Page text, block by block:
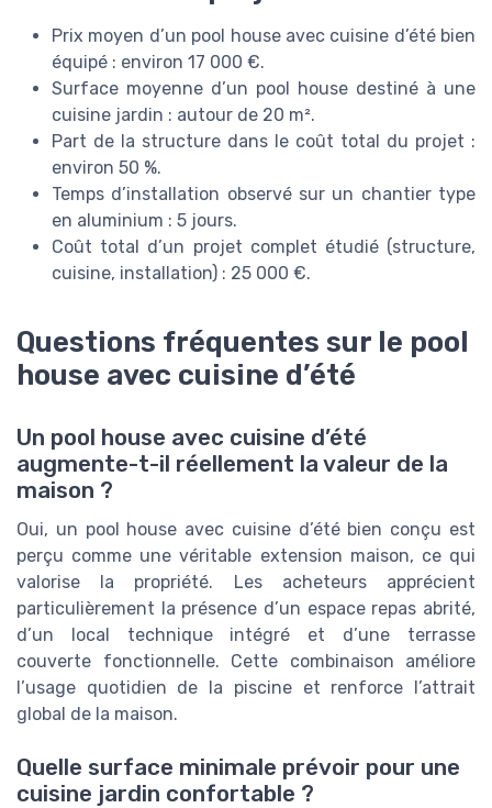
Prix moyen d’un pool house avec cuisine d’été bien
équipé : environ 17 000 €.
Surface moyenne d’un pool house destiné à une
cuisine jardin : autour de 20 m².
Part de la structure dans le coût total du projet :
environ 50 %.
Temps d’installation observé sur un chantier type
en aluminium : 5 jours.
Coût total d’un projet complet étudié (structure,
cuisine, installation) : 25 000 €.
Questions fréquentes sur le pool
house avec cuisine d’été
Un pool house avec cuisine d’été
augmente-t-il réellement la valeur de la
maison ?
Oui, un pool house avec cuisine d’été bien conçu est
perçu comme une véritable extension maison, ce qui
valorise la propriété. Les acheteurs apprécient
particulièrement la présence d’un espace repas abrité,
d’un local technique intégré et d’une terrasse
couverte fonctionnelle. Cette combinaison améliore
l’usage quotidien de la piscine et renforce l’attrait
global de la maison.
Quelle surface minimale prévoir pour une
cuisine jardin confortable ?